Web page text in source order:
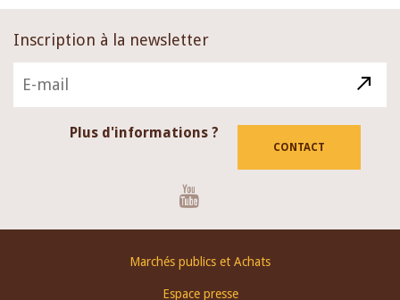
Inscription à la newsletter
Plus d'informations ?
CONTACT
Marchés publics et Achats
Espace presse